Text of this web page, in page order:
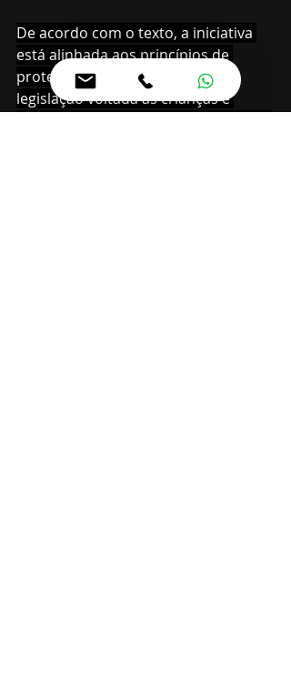
De acordo com o texto, a iniciativa
está alinhada aos princípios de
proteção integral previstos na
legislação voltada às crianças e